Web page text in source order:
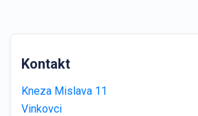
Kontakt
Kneza Mislava 11
Vinkovci